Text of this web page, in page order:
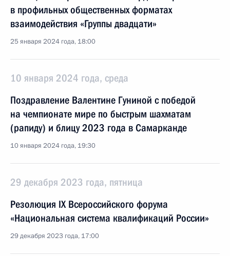
в профильных общественных форматах
взаимодействия «Группы двадцати»
25 января 2024 года, 18:00
10 января 2024 года, среда
Поздравление Валентине Гуниной с победой
на чемпионате мире по быстрым шахматам
(рапиду) и блицу 2023 года в Самарканде
10 января 2024 года, 19:30
29 декабря 2023 года, пятница
Резолюция IX Всероссийского форума
«Национальная система квалификаций России»
29 декабря 2023 года, 17:00